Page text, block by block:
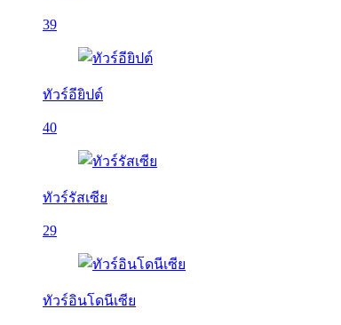
39
ทัวร์อียิปต์
40
ทัวร์รัสเซีย
29
ทัวร์อินโดนีเซีย